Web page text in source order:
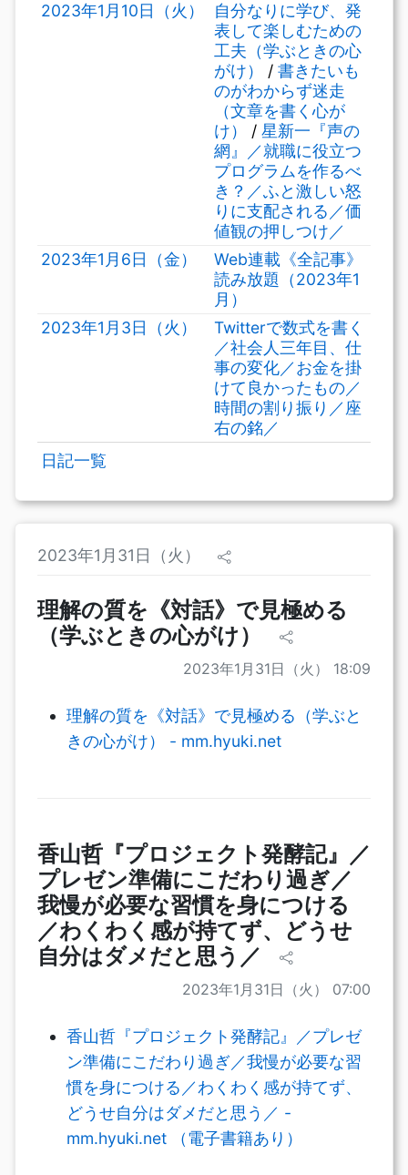
2023年1月10日（火）
自分なりに学び、発
表して楽しむための
工夫（学ぶときの心
がけ）
/ 書きたいも
のがわからず迷走
（文章を書く心が
け）
/ 星新一『声の
網』／就職に役立つ
プログラムを作るべ
き？／ふと激しい怒
りに支配される／価
値観の押しつけ／
2023年1月6日（金）
Web連載《全記事》
読み放題（2023年1
月）
2023年1月3日（火）
Twitterで数式を書く
／社会人三年目、仕
事の変化／お金を掛
けて良かったもの／
時間の割り振り／座
右の銘／
日記一覧
2023年1月31日（火）
理解の質を《対話》で見極める
（学ぶときの心がけ）
2023年1月31日（火） 18:09
理解の質を《対話》で見極める（学ぶと
きの心がけ） - mm.hyuki.net
香山哲『プロジェクト発酵記』／
プレゼン準備にこだわり過ぎ／
我慢が必要な習慣を身につける
／わくわく感が持てず、どうせ
自分はダメだと思う／
2023年1月31日（火） 07:00
香山哲『プロジェクト発酵記』／プレゼ
ン準備にこだわり過ぎ／我慢が必要な習
慣を身につける／わくわく感が持てず、
どうせ自分はダメだと思う／ -
mm.hyuki.net （電子書籍あり）